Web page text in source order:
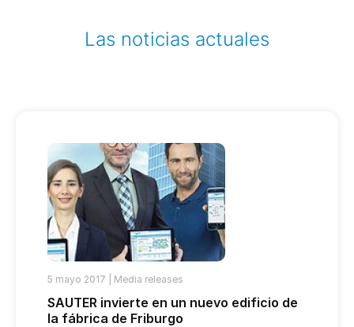
Las noticias actuales
5 mayo 2017 | Media releases
SAUTER invierte en un nuevo edificio de
la fábrica de Friburgo